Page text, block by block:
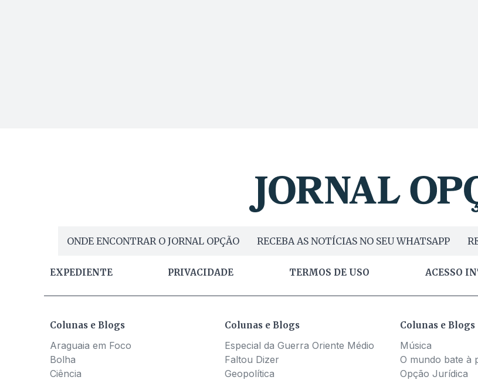
ONDE ENCONTRAR O JORNAL OPÇÃO RECEBA AS NOTÍCIAS NO SEU WHATSAPP
EXPEDIENTE PRIVACIDADE TERMOS DE USO ACESSO
Colunas e Blogs
Araguaia em Foco
Bolha
Ciência
Colunas e Blogs
Especial da Guerra Oriente Médio
Faltou Dizer
Geopolítica
Colunas e Blogs
Música
O mundo bate à
Opção Jurídica